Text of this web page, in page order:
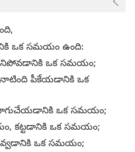
ఒక సమయం ఉంది:
ఒక సమయం;
పీకేయడానికి ఒక
ఒక సమయం;
కట్టడానికి ఒక సమయం;
ఒక సమయం;